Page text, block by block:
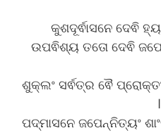
କୁଶଦୂର୍ଵାସନେ ଦେଵି
ଉପଵିଶ୍ୟ ତତୋ ଦେଵି
ଶୁକ୍ଲଂ ସର୍ଵତ୍ର ଵୈ
।
ପଦ୍ମାସନେ ଜପେନ୍ନିତ୍ୟଂ